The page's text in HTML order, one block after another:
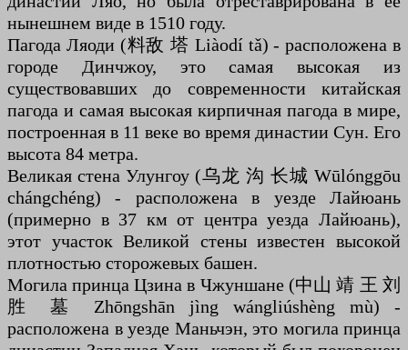
нынешнем виде в 1510 году.
Пагода Ляоди (料敌 塔 Liàodí tǎ) - расположена в
городе Динчжоу, это самая высокая из
существовавших до современности китайская
пагода и самая высокая кирпичная пагода в мире,
построенная в 11 веке во время династии Сун. Его
высота 84 метра.
Великая стена Улунгоу (乌龙 沟 长城 Wūlónggōu
chángchéng) - расположена в уезде Лайюань
(примерно в 37 км от центра уезда Лайюань),
этот участок Великой стены известен высокой
плотностью сторожевых башен.
Могила принца Цзина в Чжуншане (中山 靖 王 刘
胜 墓 Zhōngshān jìng wángliúshèng mù) -
расположена в уезде Маньчэн, это могила принца